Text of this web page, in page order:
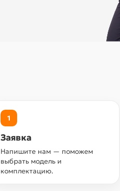
1
Заявка
Напишите нам — поможем
выбрать модель и
комплектацию.